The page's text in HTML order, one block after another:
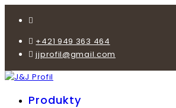
+421 949 363 464
jjprofil@gmail.com
Produkty